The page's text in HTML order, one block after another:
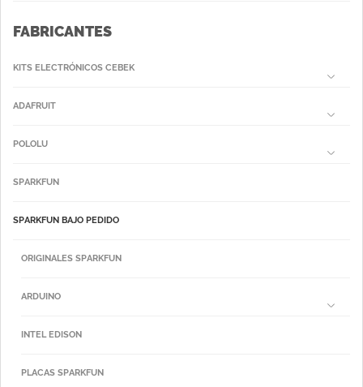
FABRICANTES
KITS ELECTRÓNICOS CEBEK
ADAFRUIT
POLOLU
SPARKFUN
SPARKFUN BAJO PEDIDO
ORIGINALES SPARKFUN
ARDUINO
INTEL EDISON
PLACAS SPARKFUN